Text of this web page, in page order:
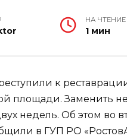
НА ЧТЕНИЕ
1 мин
к
площади. Заменить
недель. Об этом во
в ГУП РО